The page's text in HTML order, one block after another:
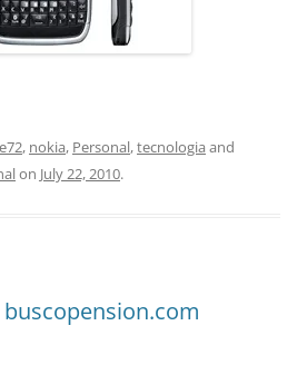
e72, nokia, Personal,tecnologia and
on July 22, 2010.